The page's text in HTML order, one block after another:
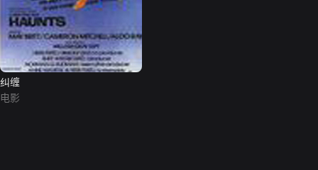
纠缠
电影